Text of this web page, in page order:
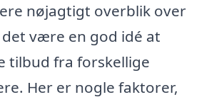
nøjagtigt overblik over
være en god idé at
tilbud fra forskellige
Her er nogle faktorer,